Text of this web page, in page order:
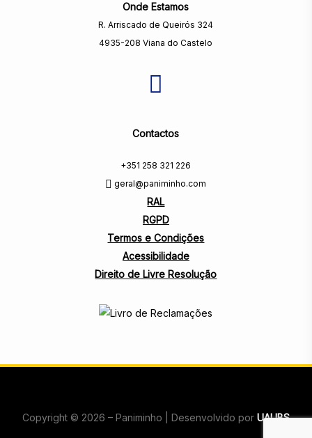
Onde Estamos
R. Arriscado de Queirós 324
4935-208 Viana do Castelo
Contactos
+351 258 321 226
geral@paniminho.com
RAL
RGPD
Termos e Condições
Acessibilidade
Direito de Livre Resolução
Copyright © 2026 – Paniminho | Desenvolvido por UAUBS